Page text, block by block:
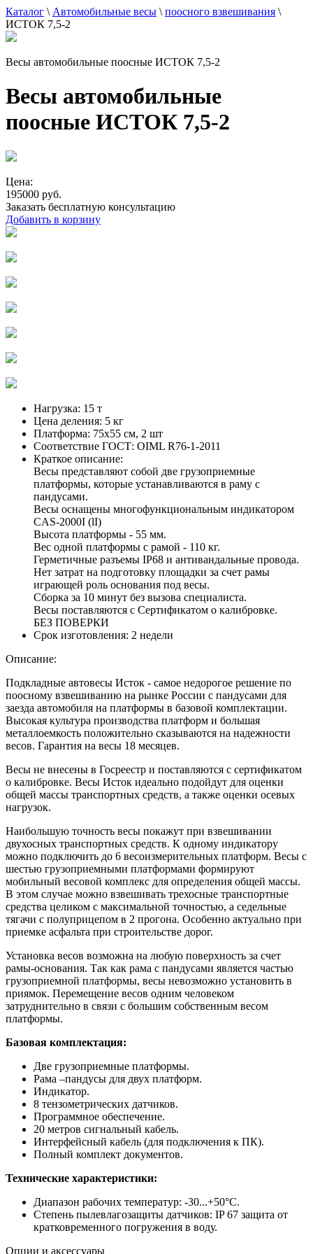
Каталог \ Автомобильные весы \ поосного взвешивания \
ИСТОК 7,5-2
Весы автомобильные поосные ИСТОК 7,5-2
Весы автомобильные
поосные ИСТОК 7,5-2
Цена:
195000 руб.
Заказать бесплатную консультацию
Добавить в корзину
Нагрузка: 15 т
Цена деления: 5 кг
Платформа: 75х55 см, 2 шт
Соответствие ГОСТ: OIML R76-1-2011
Краткое описание:
Весы представляют собой две грузоприемные
платформы, которые устанавливаются в раму с
пандусами.
Весы оснащены многофункциональным индикатором
CAS-2000I (lI)
Высота платформы - 55 мм.
Вес одной платформы с рамой - 110 кг.
Герметичные разъемы IP68 и антивандальные провода.
Нет затрат на подготовку площадки за счет рамы
играющей роль основания под весы.
Сборка за 10 минут без вызова специалиста.
Весы поставляются с Сертификатом о калибровке.
БЕЗ ПОВЕРКИ
Срок изготовления: 2 недели
Описание:
Подкладные автовесы Исток - самое недорогое решение по
поосному взвешиванию на рынке России с пандусами для
заезда автомобиля на платформы в базовой комплектации.
Высокая культура производства платформ и большая
металлоемкость положительно сказываются на надежности
весов. Гарантия на весы 18 месяцев.
Весы не внесены в Госреестр и поставляются с сертификатом
о калибровке. Весы Исток идеально подойдут для оценки
общей массы транспортных средств, а также оценки осевых
нагрузок.
Наибольшую точность весы покажут при взвешивании
двухосных транспортных средств. К одному индикатору
можно подключить до 6 весоизмерительных платформ. Весы с
шестью грузоприемными платформами формируют
мобильный весовой комплекс для определения общей массы.
В этом случае можно взвешивать трехосные транспортные
средства целиком с максимальной точностью, а седельные
тягачи с полуприцепом в 2 прогона. Особенно актуально при
приемке асфальта при строительстве дорог.
Установка весов возможна на любую поверхность за счет
рамы-основания. Так как рама с пандусами является частью
грузоприемной платформы, весы невозможно установить в
приямок. Перемещение весов одним человеком
затруднительно в связи с большим собственным весом
платформы.
Базовая комплектация:
Две грузоприемные платформы.
Рама –пандусы для двух платформ.
Индикатор.
8 тензометрических датчиков.
Программное обеспечение.
20 метров сигнальный кабель.
Интерфейсный кабель (для подключения к ПК).
Полный комплект документов.
Технические характеристики:
Диапазон рабочих температур: -30...+50°С.
Степень пылевлагозащиты датчиков: IP 67 защита от
кратковременного погружения в воду.
Опции и аксессуары